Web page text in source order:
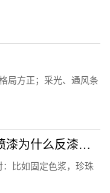
局方正；采光、通风条
汽车钣金喷漆宣传语（汽车喷漆为什么反漆？）
比如固定色浆，珍珠